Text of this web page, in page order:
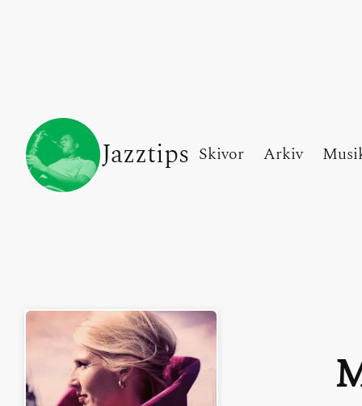
Jazztips Skivor Arkiv